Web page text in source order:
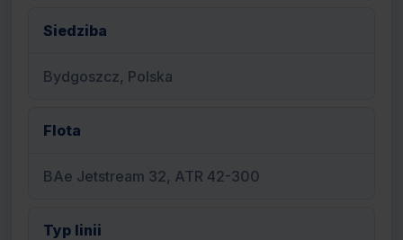
Siedziba
Bydgoszcz, Polska
Flota
BAe Jetstream 32, ATR 42-300
Typ linii